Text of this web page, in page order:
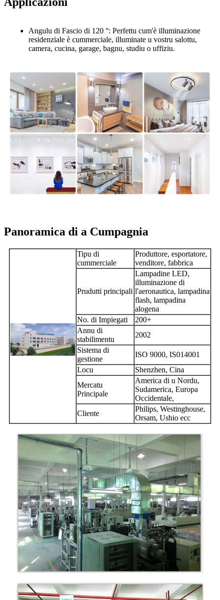
Angulu di Fascio di 120 °: Perfettu cum'è illuminazione
residenziale è cummerciale, illuminate u vostru salottu,
camera, cucina, garage, bagnu, studiu o uffiziu.
Panoramica di a Cumpagnia
Tipu di
cummerciale
Produttore, esportatore,
venditore, fabbrica
Prudutti principali
Lampadine LED,
illuminazione di
l'aeronautica, lampadina
flash, lampadina
alogena
No. di Impiegati
200+
Annu di
stabilimentu
2002
Sistema di
gestione
ISO 9000, IS014001
Locu
Shenzhen, Cina
Mercatu
Principale
America di u Nordu,
Sudamerica, Europa
Occidentale,
Cliente
Philips, Westinghouse,
Orsam, Ushio ecc